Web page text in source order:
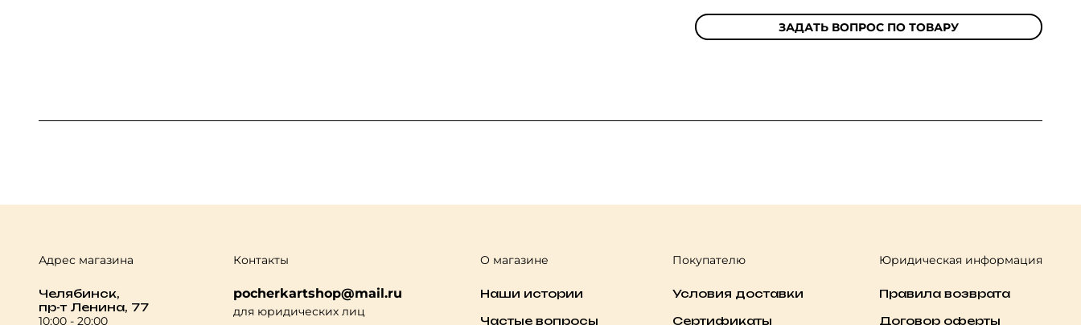
ЗАДАТЬ ВОПРОС ПО ТОВАРУ
Адрес магазина
Челябинск,
пр-т Ленина, 77
10:00 - 20:00
Контакты
pocherkartshop@mail.ru
для юридических лиц
О магазине
Наши истории
Частые вопросы
Покупателю
Условия доставки
Сертификаты
Юридическая информация
Правила возврата
Договор оферты